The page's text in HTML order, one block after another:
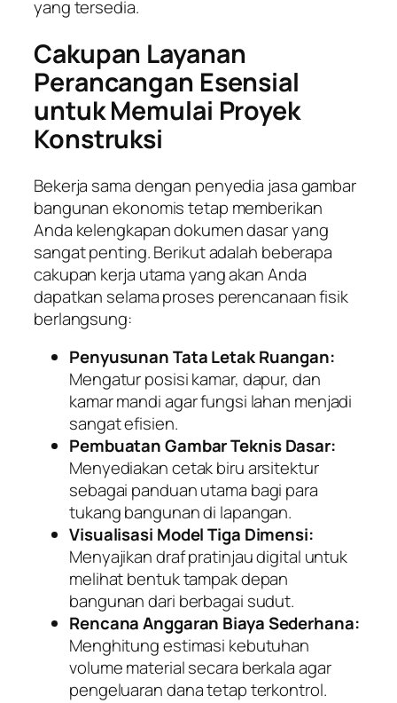
yang tersedia.
Cakupan Layanan
Perancangan Esensial
untuk Memulai Proyek
Konstruksi
Bekerja sama dengan penyedia jasa gambar
bangunan ekonomis tetap memberikan
Anda kelengkapan dokumen dasar yang
sangat penting. Berikut adalah beberapa
cakupan kerja utama yang akan Anda
dapatkan selama proses perencanaan fisik
berlangsung:
Penyusunan Tata Letak Ruangan:
Mengatur posisi kamar, dapur, dan
kamar mandi agar fungsi lahan menjadi
sangat efisien.
Pembuatan Gambar Teknis Dasar:
Menyediakan cetak biru arsitektur
sebagai panduan utama bagi para
tukang bangunan di lapangan.
Visualisasi Model Tiga Dimensi:
Menyajikan draf pratinjau digital untuk
melihat bentuk tampak depan
bangunan dari berbagai sudut.
Rencana Anggaran Biaya Sederhana:
Menghitung estimasi kebutuhan
volume material secara berkala agar
pengeluaran dana tetap terkontrol.